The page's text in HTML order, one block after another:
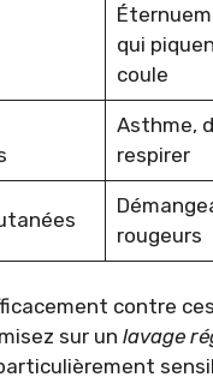
qui
coule
Asthme,
respirer
rougeurs
contre ces
sur un lavage